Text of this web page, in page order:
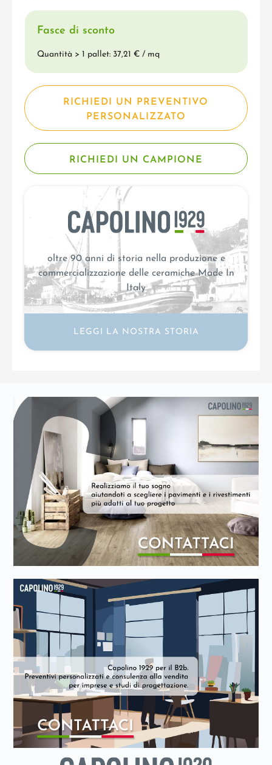
Fasce di sconto
Quantità > 1 pallet: 37,21 € / mq
RICHIEDI UN PREVENTIVO
PERSONALIZZATO
RICHIEDI UN CAMPIONE
oltre 90 anni di storia nella produzione e
commercializzazione delle ceramiche Made In
Italy
LEGGI LA NOSTRA STORIA